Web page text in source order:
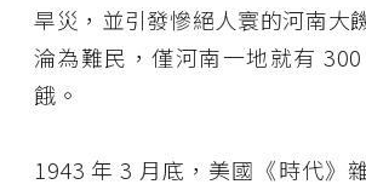
旱災，並引發慘絕人寰的河南大
淪為難民，僅河南一地就有
餓。
1943 年 3 月底，美國《時代》